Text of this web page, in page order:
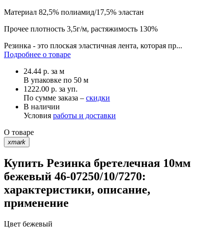
Материал 82,5% полиамид/17,5% эластан
Прочее плотность 3,5г/м, растяжимость 130%
Резинка - это плоская эластичная лента, которая пр...
Подробнее о товаре
24.44 р. за м
В упаковке по 50 м
1222.00 р. за уп.
По сумме заказа – скидки
В наличии
Условия работы и доставки
О товаре
xmark
Купить Резинка бретелечная 10мм
бежевый 46-07250/10/7270:
характеристики, описание,
применение
Цвет бежевый